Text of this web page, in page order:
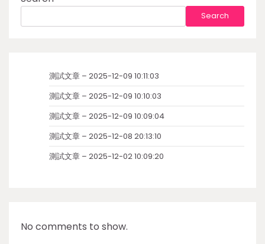
Search
測試文章 – 2025-12-09 10:11:03
測試文章 – 2025-12-09 10:10:03
測試文章 – 2025-12-09 10:09:04
測試文章 – 2025-12-08 20:13:10
測試文章 – 2025-12-02 10:09:20
No comments to show.